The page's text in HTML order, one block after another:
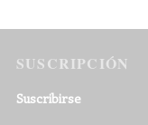
SUSCRIPCIÓN
Suscribirse